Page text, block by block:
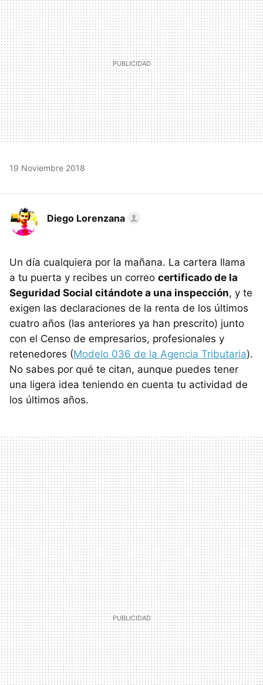
19 Noviembre 2018
Diego Lorenzana
Un día cualquiera por la mañana. La cartera llama
a tu puerta y recibes un correo certificado de la
Seguridad Social citándote a una inspección, y te
exigen las declaraciones de la renta de los últimos
cuatro años (las anteriores ya han prescrito) junto
con el Censo de empresarios, profesionales y
retenedores (Modelo 036 de la Agencia Tributaria).
No sabes por qué te citan, aunque puedes tener
una ligera idea teniendo en cuenta tu actividad de
los últimos años.